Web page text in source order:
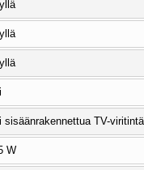
sisäänrakennettua TV-viritintä
W